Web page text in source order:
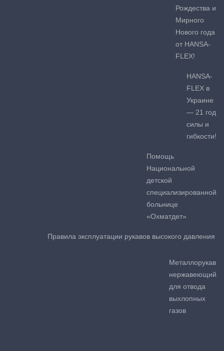
Рождества и
Мирного
Нового года
от HANSA-
FLEX!
HANSA-
FLEX в
Украине
— 21 год
силы и
гибкости!
Помощь
Национальной
детской
специализированной
больнице
«Охматдет»
Правила эксплуатации рукавов высокого давления
Металлорукав
нержавеющий
для отвода
выхлопных
газов